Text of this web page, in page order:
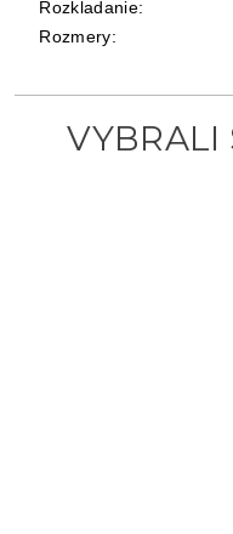
Rozkladanie:
Rozmery: